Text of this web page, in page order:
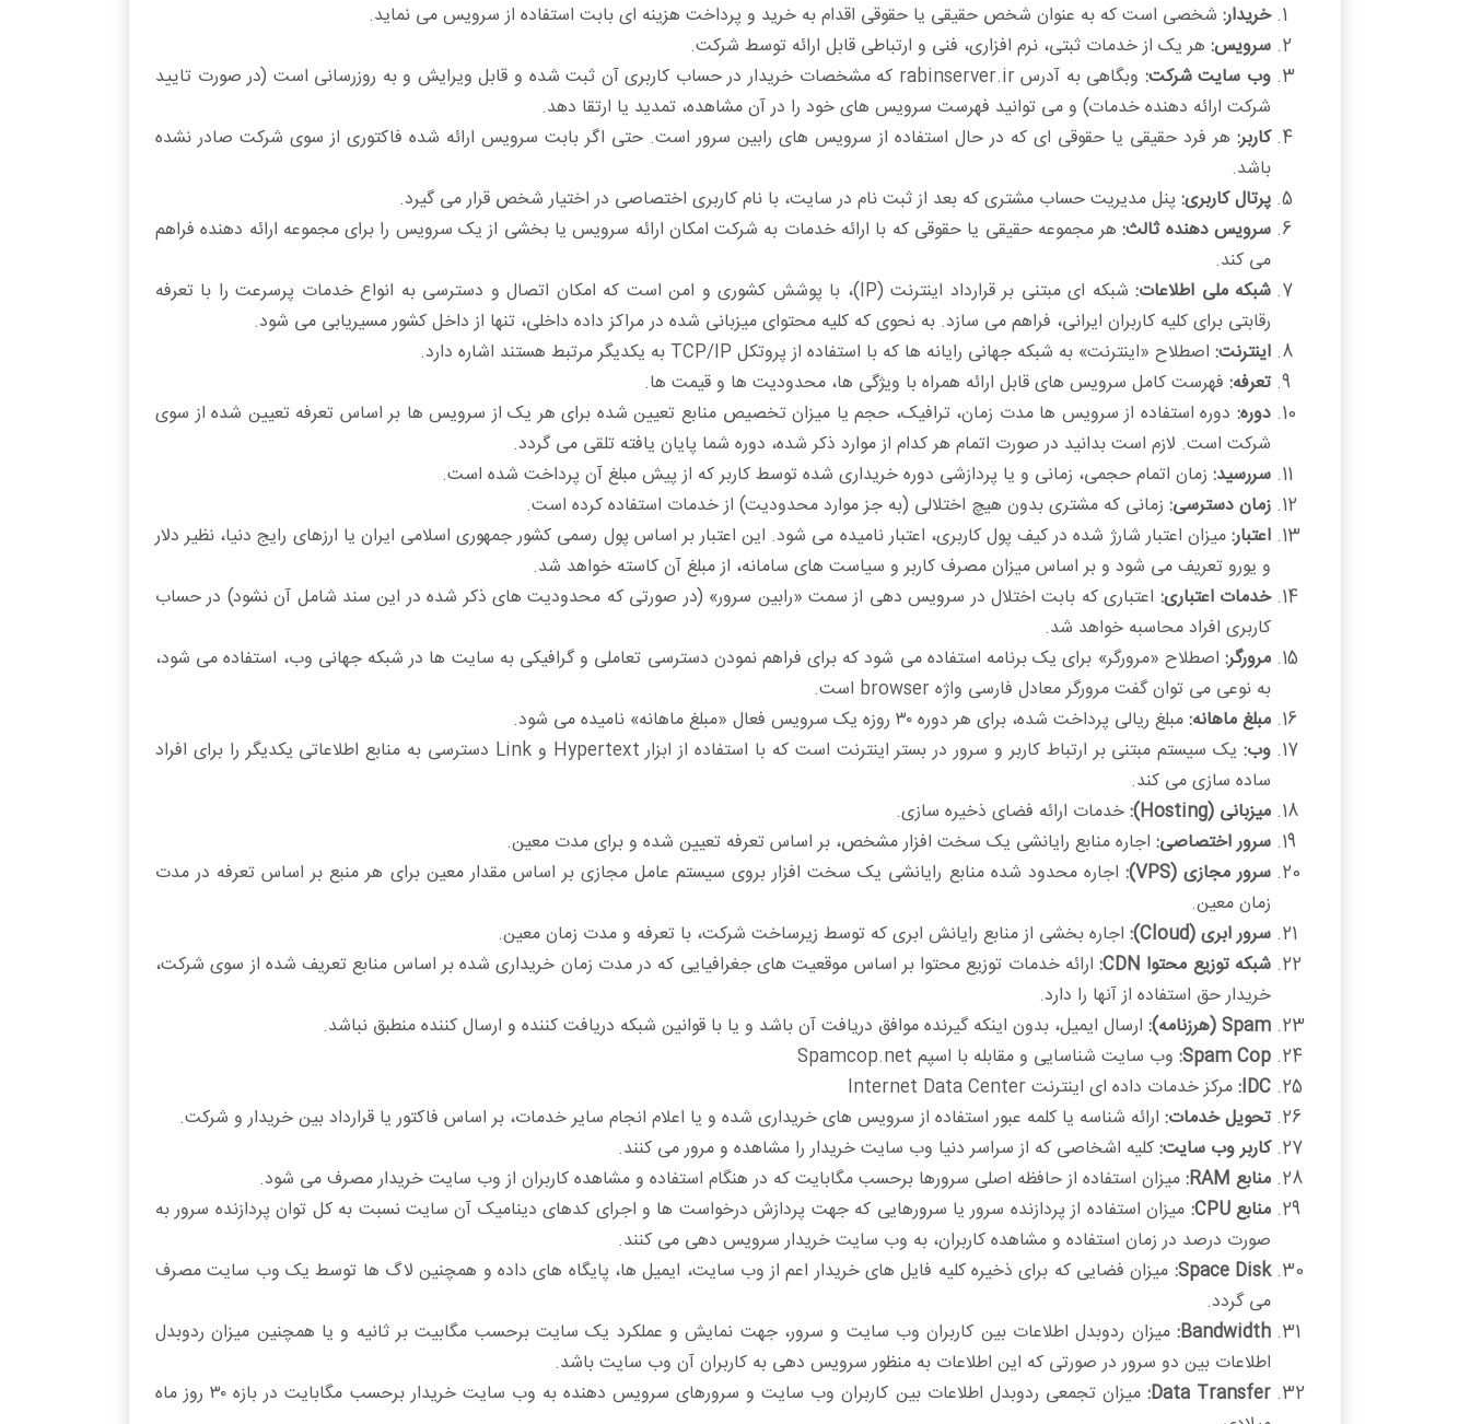
خریدار: شخصی است که به عنوان شخص حقیقی یا حقوقی اقدام به خرید و پرداخت هزینه ای بابت استفاده از سرویس می نماید.
سرویس: هر یک از خدمات ثبتی، نرم افزاری، فنی و ارتباطی قابل ارائه توسط شرکت.
وب سایت شرکت:
وبگاهی به آدرس rabinserver.ir که مشخصات خریدار در حساب کاربری آن ثبت شده و قابل ویرایش و به روزرسانی است (در صورت تایید
شرکت ارائه دهنده خدمات) و می توانید فهرست سرویس های خود را در آن مشاهده، تمدید یا ارتقا دهد.
کاربر: هر فرد حقیقی یا حقوقی ای که در حال استفاده از سرویس های رابین سرور است. حتی اگر بابت سرویس ارائه شده فاکتوری از سوی شرکت صادر نشده
باشد.
پرتال کاربری: پنل مدیریت حساب مشتری که بعد از ثبت نام در سایت، با نام کاربری اختصاصی در اختیار شخص قرار می گیرد.
سرویس دهنده ثالث:هر مجموعه حقیقی یا حقوقی که با ارائه خدمات به شرکت امکان ارائه سرویس یا بخشی از یک سرویس را برای مجموعه ارائه دهنده فراهم
می کند.
شبکه ملی اطلاعات:
شبکه ای مبتنی بر قرارداد اینترنت (IP)، با پوشش کشوری و امن است که امکان اتصال و دسترسی به انواع خدمات پرسرعت را با تعرفه
رقابتی برای کلیه کاربران ایرانی، فراهم می سازد. به نحوی که کلیه محتوای میزبانی شده در مراکز داده داخلی، تنها از داخل کشور مسیریابی می شود.
اینترنت: اصطلاح «اینترنت» به شبکه جهانی رایانه ها که با استفاده از پروتکل TCP/IP به یکدیگر مرتبط هستند اشاره دارد.
تعرفه: فهرست کامل سرویس های قابل ارائه همراه با ویژگی ها، محدودیت ها و قیمت ها.
دوره: دوره استفاده از سرویس ها مدت زمان، ترافیک، حجم یا میزان تخصیص منابع تعیین شده برای هر یک از سرویس ها بر اساس تعرفه تعیین شده از سوی
شرکت است. لازم است بدانید در صورت اتمام هر کدام از موارد ذکر شده، دوره شما پایان یافته تلقی می گردد.
سررسید: زمان اتمام حجمی، زمانی و یا پردازشی دوره خریداری شده توسط کاربر که از پیش مبلغ آن پرداخت شده است.
زمان دسترسی: زمانی که مشتری بدون هیچ اختلالی (به جز موارد محدودیت) از خدمات استفاده کرده است.
اعتبار:میزان اعتبار شارژ شده در کیف پول کاربری، اعتبار نامیده می شود. این اعتبار بر اساس پول رسمی کشور جمهوری اسلامی ایران یا ارزهای رایج دنیا، نظیر دلار
و یورو تعریف می شود و بر اساس میزان مصرف کاربر و سیاست های سامانه، از مبلغ آن کاسته خواهد شد.
خدمات اعتباری: اعتباری که بابت اختلال در سرویس دهی از سمت «رابین سرور» (در صورتی که محدودیت های ذکر شده در این سند شامل آن نشود) در حساب
کاربری افراد محاسبه خواهد شد.
مرورگر: اصطلاح «مرورگر» برای یک برنامه استفاده می شود که برای فراهم نمودن دسترسی تعاملی و گرافیکی به سایت ها در شبکه جهانی وب، استفاده می شود،
به نوعی می توان گفت مرورگر معادل فارسی واژه browser است.
مبلغ ماهانه:مبلغ ریالی پرداخت شده، برای هر دوره ۳۰ روزه یک سرویس فعال «مبلغ ماهانه» نامیده می شود.
وب:
یک سیستم مبتنی بر ارتباط کاربر و سرور در بستر اینترنت است که با استفاده از ابزار Hypertext و Link دسترسی به منابع اطلاعاتی یکدیگر را برای افراد
ساده سازی می کند.
میزبانی (Hosting):
خدمات ارائه فضای ذخیره سازی.
سرور اختصاصی: اجاره منابع رایانشی یک سخت افزار مشخص، بر اساس تعرفه تعیین شده و برای مدت معین.
سرور مجازی (VPS):
اجاره محدود شده منابع رایانشی یک سخت افزار بروی سیستم عامل مجازی بر اساس مقدار معین برای هر منبع بر اساس تعرفه در مدت
زمان معین.
سرور ابری (Cloud):
اجاره بخشی از منابع رایانش ابری که توسط زیرساخت شرکت، با تعرفه و مدت زمان معین.
شبکه توزیع محتوا CDN:
ارائه خدمات توزیع محتوا بر اساس موقعیت های جغرافیایی که در مدت زمان خریداری شده بر اساس منابع تعریف شده از سوی شرکت،
خریدار حق استفاده از آنها را دارد.
Spam (هرزنامه):
ارسال ایمیل، بدون اینکه گیرنده موافق دریافت آن باشد و یا با قوانین شبکه دریافت کننده و ارسال کننده منطبق نباشد.
Spam Cop: وب سایت شناسایی و مقابله با اسپم Spamcop.net
IDC: مرکز خدمات داده ای اینترنت Internet Data Center
تحویل خدمات: ارائه شناسه یا کلمه عبور استفاده از سرویس های خریداری شده و یا اعلام انجام سایر خدمات، بر اساس فاکتور یا قرارداد بین خریدار و شرکت.
کاربر وب سایت:کلیه اشخاصی که از سراسر دنیا وب سایت خریدار را مشاهده و مرور می کنند.
منابع RAM:
میزان استفاده از حافظه اصلی سرورها برحسب مگابایت که در هنگام استفاده و مشاهده کاربران از وب سایت خریدار مصرف می شود.
منابع CPU:
میزان استفاده از پردازنده سرور یا سرورهایی که جهت پردازش درخواست ها و اجرای کدهای دینامیک آن سایت نسبت به کل توان پردازنده سرور به
صورت درصد در زمان استفاده و مشاهده کاربران، به وب سایت خریدار سرویس دهی می کنند.
Space Disk: میزان فضایی که برای ذخیره کلیه فایل های خریدار اعم از وب سایت، ایمیل ها، پایگاه های داده و همچنین لاگ ها توسط یک وب سایت مصرف
می گردد.
Bandwidth: میزان ردوبدل اطلاعات بین کاربران وب سایت و سرور، جهت نمایش و عملکرد یک سایت برحسب مگابیت بر ثانیه و یا همچنین میزان ردوبدل
اطلاعات بین دو سرور در صورتی که این اطلاعات به منظور سرویس دهی به کاربران آن وب سایت باشد.
Data Transfer:
میزان تجمعی ردوبدل اطلاعات بین کاربران وب سایت و سرورهای سرویس دهنده به وب سایت خریدار برحسب مگابایت در بازه ۳۰ روز ماه